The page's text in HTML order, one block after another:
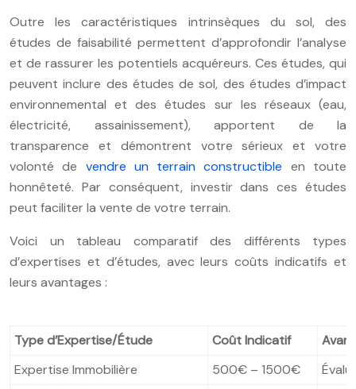
Outre les caractéristiques intrinsèques du sol, des
études de faisabilité permettent d’approfondir l’analyse
et de rassurer les potentiels acquéreurs. Ces études, qui
peuvent inclure des études de sol, des études d’impact
environnemental et des études sur les réseaux (eau,
électricité, assainissement), apportent de la
transparence et démontrent votre sérieux et votre
volonté de vendre un terrain constructible en toute
honnêteté. Par conséquent, investir dans ces études
peut faciliter la vente de votre terrain.
Voici un tableau comparatif des différents types
d’expertises et d’études, avec leurs coûts indicatifs et
leurs avantages :
Type d’Expertise/Étude Coût Indicatif
Expertise Immobilière
500€ – 1500€